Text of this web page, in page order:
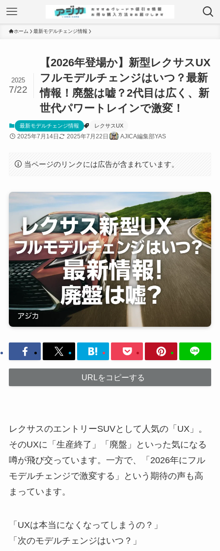
ホーム 最新モデルチェンジ情報
【2026年登場か】新型レクサスUX
フルモデルチェンジはいつ？最新
情報！廃盤は嘘？2代目は広く、新
世代パワートレインで激変！
2025
7/22
最新モデルチェンジ情報 レクサスUX
2025年7月14日 2025年7月22日 AJICA編集部YAS
当ページのリンクには広告が含まれています。
URLをコピーする
レクサスのエントリーSUVとして人気の「UX」。
そのUXに「生産終了」「廃盤」といった気になる
噂が飛び交っています。一方で、「2026年にフル
モデルチェンジで激変する」という期待の声も高
まっています。
「UXは本当になくなってしまうの？」
「次のモデルチェンジはいつ？」